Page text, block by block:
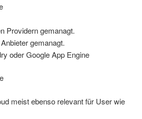
Providern gemanagt.
gemanagt.
oder Google App Engine
meist ebenso relevant für User wie